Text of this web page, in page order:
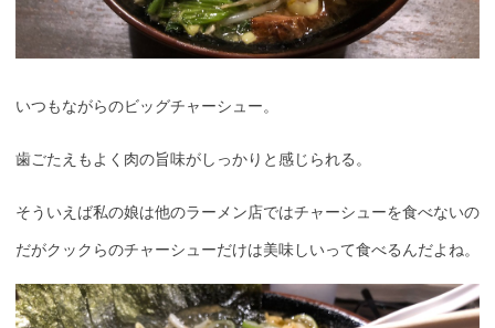
いつもながらのビッグチャーシュー。
歯ごたえもよく肉の旨味がしっかりと感じられる。
そういえば私の娘は他のラーメン店ではチャーシューを食べないの
だがクックらのチャーシューだけは美味しいって食べるんだよね。